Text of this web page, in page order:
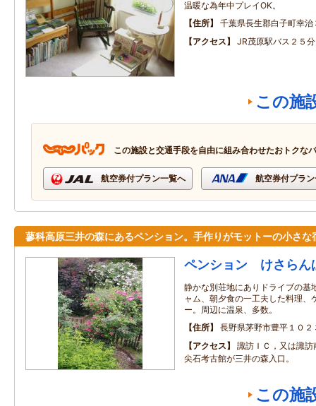
温暖な為年中プレイOK。
住所
千葉県長生郡白子町幸治
アクセス
JR茂原駅バス２５
この施
この施設と交通手段を自由に組み合わせたおトクな
航空券付プラン一覧へ 航空券付プラ
蓼科高原三井の森にあるペンション。手作りがモットーの小さな
ペンション けさらん
静かな別荘地にありドライブの基
ャム、朝夕食の一工夫した料理、
ー。周辺に温泉、多数。
住所
長野県茅野市豊平１０２
アクセス
諏訪ＩＣ，又は諏
尖石考古館が三井の森入口。
この施